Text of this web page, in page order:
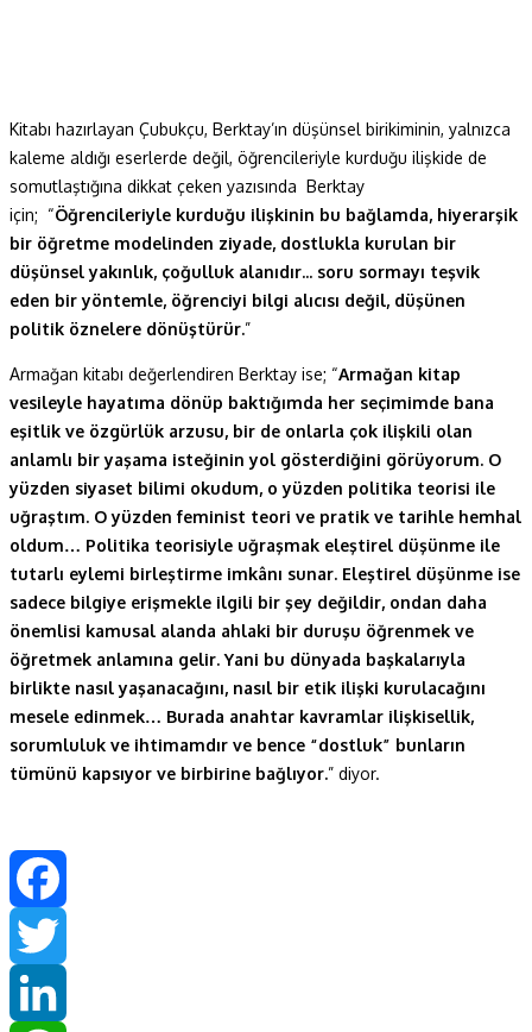
Kitabı hazırlayan Çubukçu, Berktay’ın düşünsel birikiminin, yalnızca
kaleme aldığı eserlerde değil, öğrencileriyle kurduğu ilişkide de
somutlaştığına dikkat çeken yazısında Berktay
için; “Öğrencileriyle kurduğu ilişkinin bu bağlamda, hiyerarşik
bir öğretme modelinden ziyade, dostlukla kurulan bir
düşünsel yakınlık, çoğulluk alanıdır... soru sormayı teşvik
eden bir yöntemle, öğrenciyi bilgi alıcısı değil, düşünen
politik öznelere dönüştürür.”
Armağan kitabı değerlendiren Berktay ise; “Armağan kitap
vesileyle hayatıma dönüp baktığımda her seçimimde bana
eşitlik ve özgürlük arzusu, bir de onlarla çok ilişkili olan
anlamlı bir yaşama isteğinin yol gösterdiğini görüyorum. O
yüzden siyaset bilimi okudum, o yüzden politika teorisi ile
uğraştım. O yüzden feminist teori ve pratik ve tarihle hemhal
oldum… Politika teorisiyle uğraşmak eleştirel düşünme ile
tutarlı eylemi birleştirme imkânı sunar. Eleştirel düşünme ise
sadece bilgiye erişmekle ilgili bir şey değildir, ondan daha
önemlisi kamusal alanda ahlaki bir duruşu öğrenmek ve
öğretmek anlamına gelir. Yani bu dünyada başkalarıyla
birlikte nasıl yaşanacağını, nasıl bir etik ilişki kurulacağını
mesele edinmek… Burada anahtar kavramlar ilişkisellik,
sorumluluk ve ihtimamdır ve bence “dostluk” bunların
tümünü kapsıyor ve birbirine bağlıyor.” diyor.
Facebook
Twitter